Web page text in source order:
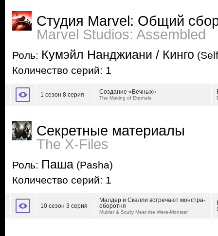
Студия Marvel: Общий
Marvel Studios: Assembled
Роль: Кумэйл Нанджиани / Кинго
Количество серий: 1
1 сезон 8 серия Создание «Вечных»
The Making of Eternals
Секретные материалы
The X-Files
Роль: Паша (Pasha)
Количество серий: 1
10 сезон 3 серия
Малдер и Скалли встречают монстра-
оборотня
Mulder & Scully Meet the Were-Monster